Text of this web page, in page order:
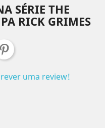
SÉRIE THE
RICK GRIMES
uma review!